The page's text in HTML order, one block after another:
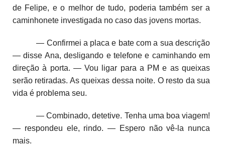
de Felipe, e o melhor de tudo, poderia também ser a
caminhonete investigada no caso das jovens mortas.
— Confirmei a placa e bate com a sua descrição
— disse Ana, desligando e telefone e caminhando em
direção à porta. — Vou ligar para a PM e as queixas
serão retiradas. As queixas dessa noite. O resto da sua
vida é problema seu.
— Combinado, detetive. Tenha uma boa viagem!
— respondeu ele, rindo. — Espero não vê-la nunca
mais.